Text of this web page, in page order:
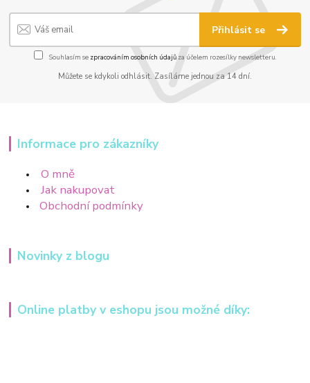
Přihlásit se
Souhlasím se zpracováním osobních údajůza účelem rozesílky newsletteru.
Můžete se kdykoli odhlásit. Zasíláme jednou za 14 dní.
Informace pro zákazníky
O mně
Jak nakupovat
Obchodní podmínky
Novinky z blogu
Online platby v eshopu jsou možné díky: